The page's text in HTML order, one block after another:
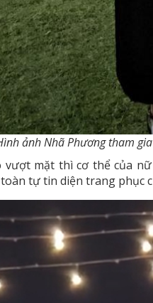
ảnh Nhã Phương tham
mặt thì cơ thể của
tự tin diện trang phục